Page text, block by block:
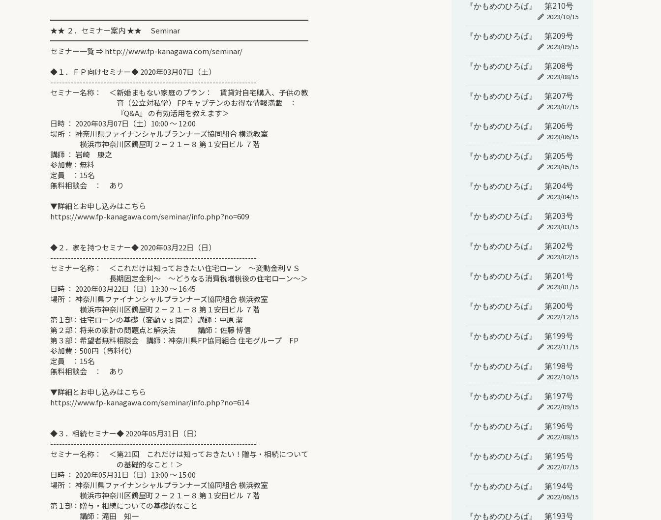
━━━━━━━━━━━━━━━━━━━━━━━━━━━━━━━━━━━
★★ ２．セミナー案内 ★★ Seminar
━━━━━━━━━━━━━━━━━━━━━━━━━━━━━━━━━━━
セミナー一覧 ⇒ http://www.fp-kanagawa.com/seminar/
◆１．ＦＰ向けセミナー◆ 2020年03月07日（土）
----------------------------------------------------------------------
セミナー名称： ＜新婚まもない家庭のプラン： 賃貸対自宅購入、子供の教
育（公立対私学） FPキャプテンのお得な情報満載 ：
『Q&A』 の有効活用を教えます＞
日時 ： 2020年03月07日（土）10:00 ～ 12:00
場所 ： 神奈川県ファイナンシャルプランナーズ協同組合 横浜教室
横浜市神奈川区鶴屋町２－２１－８ 第１安田ビル ７階
講師 ： 岩崎 康之
参加費：無料
定員 ：15名
無料相談会 ： あり
▼詳細とお申し込みはこちら
https://www.fp-kanagawa.com/seminar/info.php?no=609
◆２．家を持つセミナー◆ 2020年03月22日（日）
----------------------------------------------------------------------
セミナー名称： ＜これだけは知っておきたい住宅ローン ～変動金利ＶＳ
長期固定金利～ ～どうなる消費税増税後の住宅ローン～＞
日時 ： 2020年03月22日（日）13:30 ～ 16:45
場所 ： 神奈川県ファイナンシャルプランナーズ協同組合 横浜教室
横浜市神奈川区鶴屋町２－２１－８ 第１安田ビル ７階
第１部：住宅ローンの基礎（変動ｖｓ固定）講師：中原 潔
第２部：将来の家計の問題点と解決法 講師：佐藤 博信
第３部：希望者無料相談会 講師：神奈川県FP協同組合 住宅グループ FP
参加費：500円（資料代）
定員 ：15名
無料相談会 ： あり
▼詳細とお申し込みはこちら
https://www.fp-kanagawa.com/seminar/info.php?no=614
◆３．相続セミナー◆ 2020年05月31日（日）
----------------------------------------------------------------------
セミナー名称： ＜第21回 これだけは知っておきたい！贈与・相続について
の基礎的なこと！＞
日時 ： 2020年05月31日（日）13:00 ～ 15:00
場所 ： 神奈川県ファイナンシャルプランナーズ協同組合 横浜教室
横浜市神奈川区鶴屋町２－２１－８ 第１安田ビル ７階
第１部：贈与・相続についての基礎的なこと
講師：滝田 知一
『かもめのひろば』 第210号
2023/10/15
『かもめのひろば』 第209号
2023/09/15
『かもめのひろば』 第208号
2023/08/15
『かもめのひろば』 第207号
2023/07/15
『かもめのひろば』 第206号
2023/06/15
『かもめのひろば』 第205号
2023/05/15
『かもめのひろば』 第204号
2023/04/15
『かもめのひろば』 第203号
2023/03/15
『かもめのひろば』 第202号
2023/02/15
『かもめのひろば』 第201号
2023/01/15
『かもめのひろば』 第200号
2022/12/15
『かもめのひろば』 第199号
2022/11/15
『かもめのひろば』 第198号
2022/10/15
『かもめのひろば』 第197号
2022/09/15
『かもめのひろば』 第196号
2022/08/15
『かもめのひろば』 第195号
2022/07/15
『かもめのひろば』 第194号
2022/06/15
『かもめのひろば』 第193号